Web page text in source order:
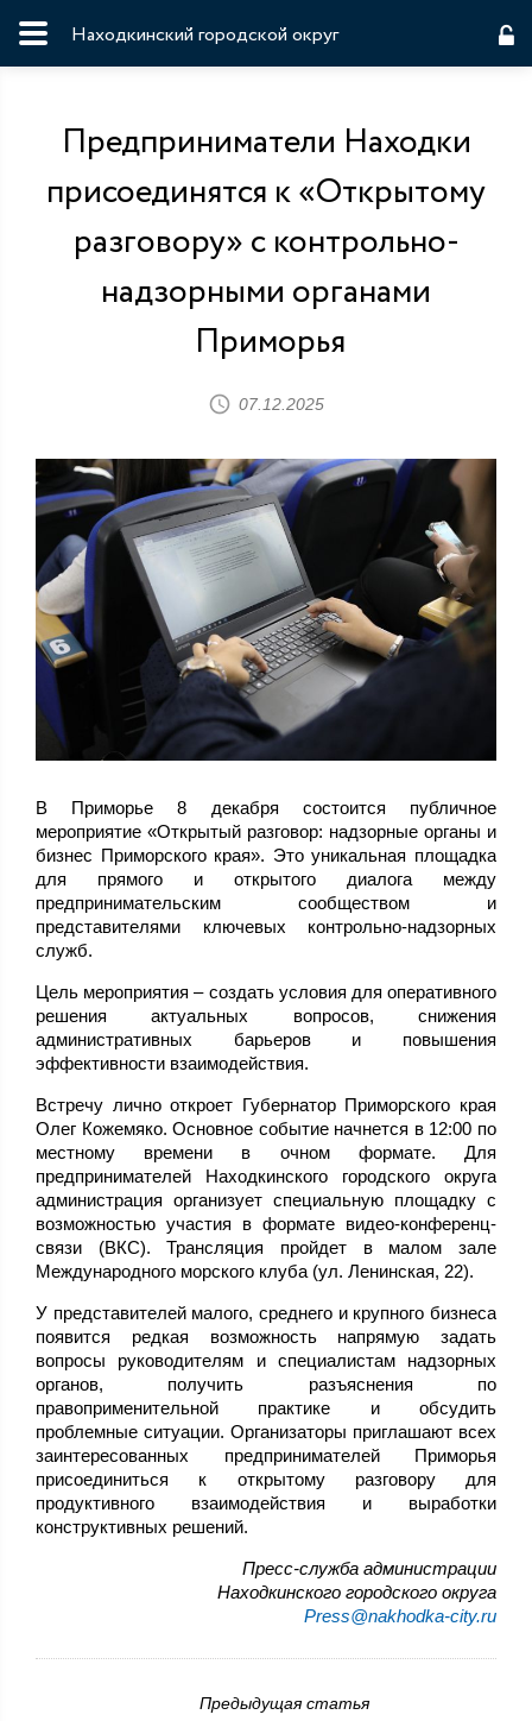
Находкинский городской округ
Предприниматели Находки
присоединятся к «Открытому
разговору» с контрольно-
надзорными органами
Приморья
07.12.2025
В Приморье 8 декабря состоится публичное
мероприятие «Открытый разговор: надзорные органы и
бизнес Приморского края». Это уникальная площадка
для прямого и открытого диалога между
предпринимательским сообществом и
представителями ключевых контрольно-надзорных
служб.
Цель мероприятия – создать условия для оперативного
решения актуальных вопросов, снижения
административных барьеров и повышения
эффективности взаимодействия.
Встречу лично откроет Губернатор Приморского края
Олег Кожемяко. Основное событие начнется в 12:00 по
местному времени в очном формате. Для
предпринимателей Находкинского городского округа
администрация организует специальную площадку с
возможностью участия в формате видео-конференц-
связи (ВКС). Трансляция пройдет в малом зале
Международного морского клуба (ул. Ленинская, 22).
У представителей малого, среднего и крупного бизнеса
появится редкая возможность напрямую задать
вопросы руководителям и специалистам надзорных
органов, получить разъяснения по
правоприменительной практике и обсудить
проблемные ситуации. Организаторы приглашают всех
заинтересованных предпринимателей Приморья
присоединиться к открытому разговору для
продуктивного взаимодействия и выработки
конструктивных решений.
Пресс-служба администрации
Находкинского городского округа
Press@nakhodka-city.ru
Предыдущая статья